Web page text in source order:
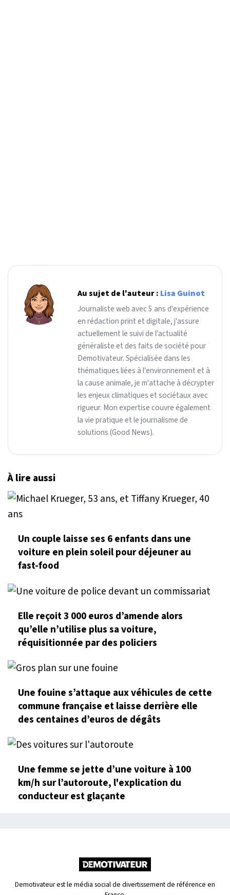
Au sujet de l'auteur : Lisa Guinot
Journaliste web avec 5 ans d'expérience
en rédaction print et digitale, j'assure
actuellement le suivi de l'actualité
généraliste et des faits de société pour
Demotivateur. Spécialisée dans les
thématiques liées à l'environnement et à
la cause animale, je m'attache à décrypter
les enjeux climatiques et sociétaux avec
rigueur. Mon expertise couvre également
la vie pratique et le journalisme de
solutions (Good News).
À lire aussi
Un couple laisse ses 6 enfants dans une
voiture en plein soleil pour déjeuner au
fast-food
Elle reçoit 3 000 euros d’amende alors
qu’elle n’utilise plus sa voiture,
réquisitionnée par des policiers
Une fouine s’attaque aux véhicules de cette
commune française et laisse derrière elle
des centaines d’euros de dégâts
Une femme se jette d’une voiture à 100
km/h sur l’autoroute, l'explication du
conducteur est glaçante
Demotivateur est le média social de divertissement de référence en